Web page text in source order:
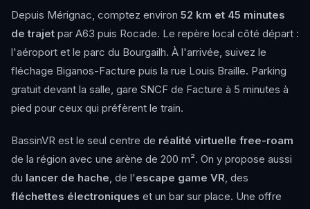
Depuis Mérignac, comptez environ 52 km et 45 minutes
de trajet par A63 puis Rocade. Le repère local côté départ :
l'aéroport et le parc du Bourgailh. À l'arrivée, suivez le
fléchage Biganos-Facture puis la rue Louis Braille. Parking
gratuit devant la salle, gare SNCF de Facture à 5 minutes à
pied pour ceux qui préfèrent le train.
BassinVR est le seul centre de réalité virtuelle free-roam
de la région avec une arène de 200 m². On y propose aussi
du lancer de hache, de l'escape game VR, des
fléchettes électroniques et un bar sur place. Une offre